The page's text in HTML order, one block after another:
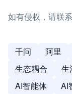
如有侵权，请联系
千问 阿里
生态耦合
生
AI智能体
AI